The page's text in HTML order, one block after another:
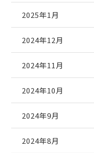
2025年1月
2024年12月
2024年11月
2024年10月
2024年9月
2024年8月